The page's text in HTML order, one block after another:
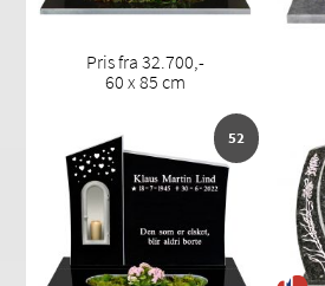
Pris fra 32.700,-
60 x 85 cm
52